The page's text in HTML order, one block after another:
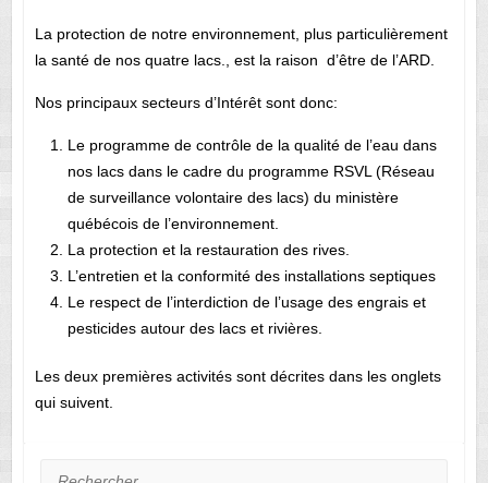
La protection de notre environnement, plus particulièrement
la santé de nos quatre lacs., est la raison d’être de l’ARD.
Nos principaux secteurs d’Intérêt sont donc:
Le programme de contrôle de la qualité de l’eau dans
nos lacs dans le cadre du programme RSVL (Réseau
de surveillance volontaire des lacs) du ministère
québécois de l’environnement.
La protection et la restauration des rives.
L’entretien et la conformité des installations septiques
Le respect de l’interdiction de l’usage des engrais et
pesticides autour des lacs et rivières.
Les deux premières activités sont décrites dans les onglets
qui suivent.
Rechercher